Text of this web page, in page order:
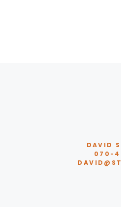
DAVID
070-